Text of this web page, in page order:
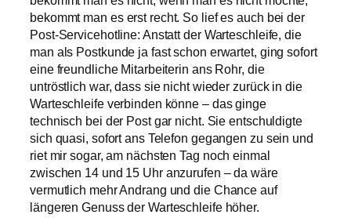
bekommt man es erst recht. So lief es auch bei der
Post-Servicehotline: Anstatt der Warteschleife, die
man als Postkunde ja fast schon erwartet, ging sofort
eine freundliche Mitarbeiterin ans Rohr, die
untröstlich war, dass sie nicht wieder zurück in die
Warteschleife verbinden könne – das ginge
technisch bei der Post gar nicht. Sie entschuldigte
sich quasi, sofort ans Telefon gegangen zu sein und
riet mir sogar, am nächsten Tag noch einmal
zwischen 14 und 15 Uhr anzurufen – da wäre
vermutlich mehr Andrang und die Chance auf
längeren Genuss der Warteschleife höher.